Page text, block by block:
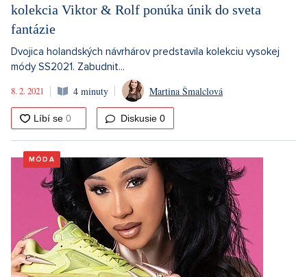
kolekcia Viktor & Rolf ponúka únik do sveta
fantázie
Dvojica holandských návrhárov predstavila kolekciu vysokej
módy SS2021. Zabudnit...
8. 2. 2021
4 minuty Martina Šmalclová
Diskusie 0
MÓDA